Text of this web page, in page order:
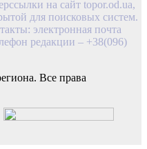
на сайт topor.od.ua,
для поисковых систем.
электронная почта
редакции – +38(096)
Все права